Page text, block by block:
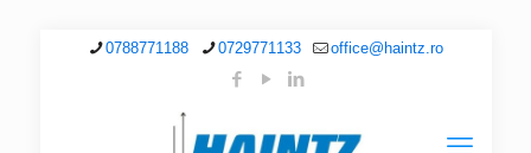
0788771188 0729771133 office@haintz.ro